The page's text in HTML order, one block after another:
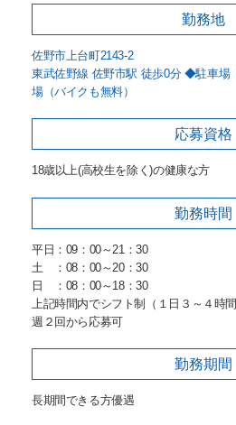
勤務地
佐野市上台町2143-2
東武佐野線 佐野市駅 徒歩0分 ◆駐車
場（バイクも無料）
応募資格
18歳以上(高校生を除く)の健康な方
勤務時間
平日：09：00～21：30
土 ：08：00～20：30
日 ：08：00～18：30
上記時間内でシフト制（１日３～４時間
週２回から応募可
勤務期間
長期間できる方優遇